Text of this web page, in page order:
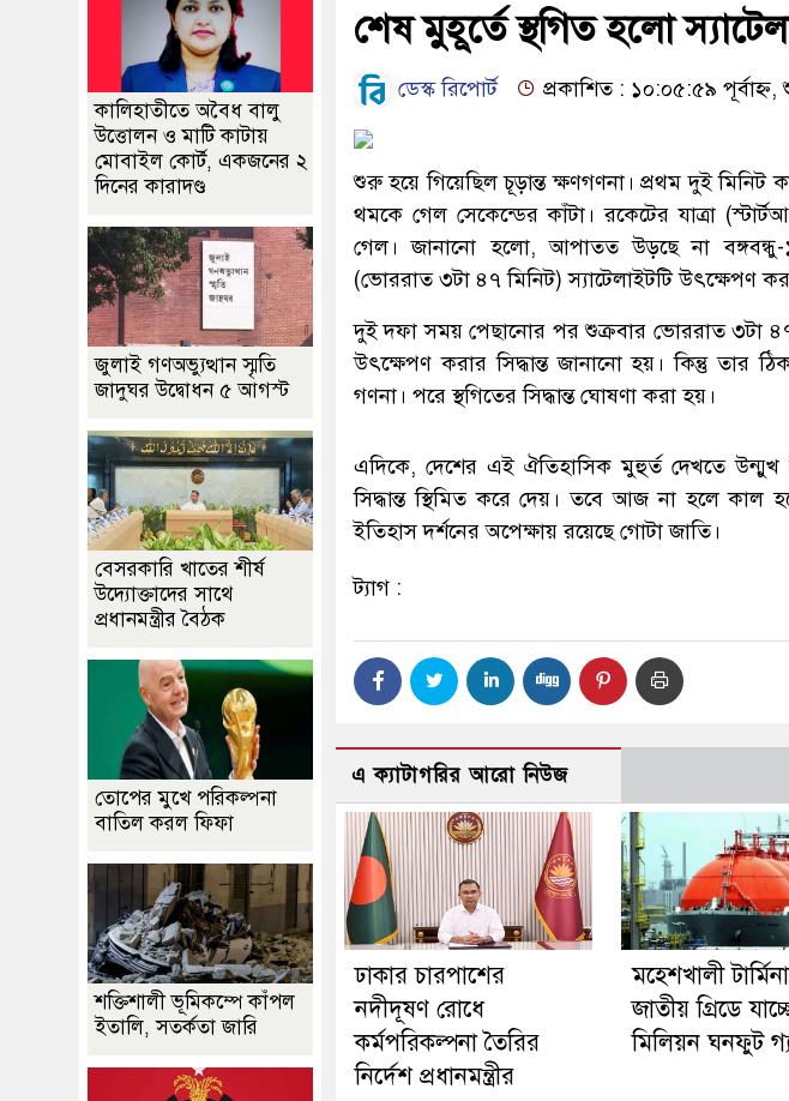
শেষ মুহূর্তে স্থগিত হলো
ডেস্ক রিপোর্ট প্রকাশিত : ১০:০৫:৫৯
শুরু হয়ে গিয়েছিল চূড়ান্ত ক্ষণগণনা। প্রথম দুই মিনিট
থমকে গেল সেকেন্ডের কাঁটা। রকেটের যাত্রা
গেল। জানানো হলো, আপাতত উড়ছে না
(ভোররাত ৩টা ৪৭ মিনিট) স্যাটেলাইটটি উৎক্ষেপণ
দুই দফা সময় পেছানোর পর শুক্রবার ভোররাত ৩টা ৪৭
উৎক্ষেপণ করার সিদ্ধান্ত জানানো হয়। কিন্তু তার
গণনা। পরে স্থগিতের সিদ্ধান্ত ঘোষণা করা হয়।
এদিকে, দেশের এই ঐতিহাসিক মুহুর্ত দেখতে উন্মুখ
সিদ্ধান্ত স্থিমিত করে দেয়। তবে আজ না হলে
ইতিহাস দর্শনের অপেক্ষায় রয়েছে গোটা জাতি।
ট্যাগ :
এ ক্যাটাগরির আরো নিউজ
ঢাকার চারপাশের
নদীদূষণ রোধে
কর্মপরিকল্পনা তৈরির
নির্দেশ প্রধানমন্ত্রীর
মহেশখালী
জাতীয় গ্রিডে
মিলিয়ন ঘনফুট
কালিহাতীতে অবৈধ বালু
উত্তোলন ও মাটি কাটায়
মোবাইল কোর্ট, একজনের ২
দিনের কারাদণ্ড
জুলাই গণঅভ্যুত্থান স্মৃতি
জাদুঘর উদ্বোধন ৫ আগস্ট
বেসরকারি খাতের শীর্ষ
উদ্যোক্তাদের সাথে
প্রধানমন্ত্রীর বৈঠক
তোপের মুখে পরিকল্পনা
বাতিল করল ফিফা
শক্তিশালী ভূমিকম্পে কাঁপল
ইতালি, সতর্কতা জারি